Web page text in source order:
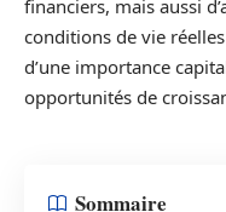
financiers, mais aussi
conditions de vie
d’une importance
opportunités de
Sommaire